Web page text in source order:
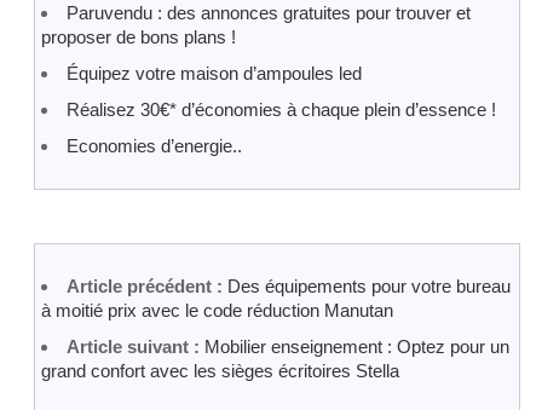
Paruvendu : des annonces gratuites pour trouver et
proposer de bons plans !
Équipez votre maison d’ampoules led
Réalisez 30€* d’économies à chaque plein d’essence !
Economies d’energie..
Article précédent : Des équipements pour votre bureau
à moitié prix avec le code réduction Manutan
Article suivant : Mobilier enseignement : Optez pour un
grand confort avec les sièges écritoires Stella